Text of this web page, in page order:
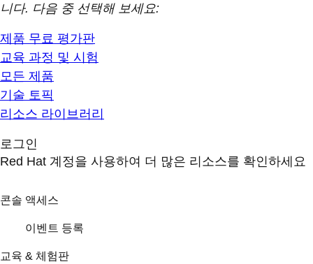
니다. 다음 중 선택해 보세요:
제품 무료 평가판
교육 과정 및 시험
모든 제품
기술 토픽
리소스 라이브러리
로그인
Red Hat 계정을 사용하여 더 많은 리소스를 확인하세요
콘솔 액세스
이벤트 등록
교육 & 체험판